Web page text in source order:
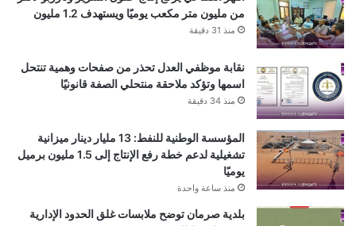
من مليون متر مكعب يوميًا ويستهدف 1.2 مليون
منذ 31 دقيقة
نقابة موظفي العدل تحذر من صفحات وهمية تنتحل
اسمها وتؤكد ملاحقة منتحلي الصفة قانونيًا
منذ 34 دقيقة
المؤسسة الوطنية للنفط: 13 مليار دينار ميزانية
تشغيلية لدعم خطة رفع الإنتاج إلى 1.5 مليون برميل
يوميًا
منذ ساعة واحدة
بلدية صرمان توضح ملابسات غلق الحدود الإدارية